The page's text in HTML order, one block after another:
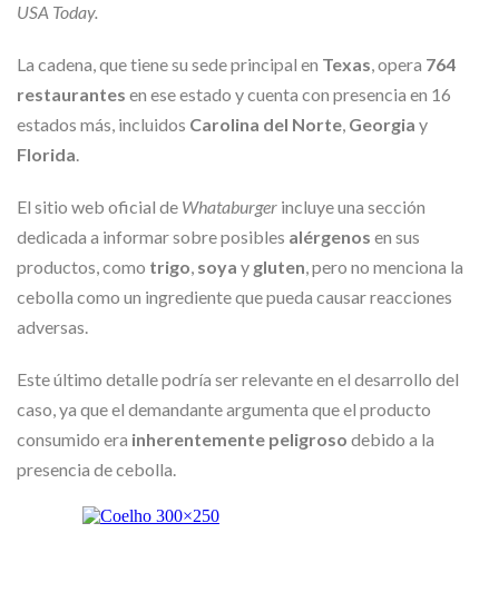
USA Today.
La cadena, que tiene su sede principal en Texas, opera 764
restaurantes en ese estado y cuenta con presencia en 16
estados más, incluidos Carolina del Norte, Georgia y
Florida.
El sitio web oficial de Whataburger incluye una sección
dedicada a informar sobre posibles alérgenos en sus
productos, como trigo, soya y gluten, pero no menciona la
cebolla como un ingrediente que pueda causar reacciones
adversas.
Este último detalle podría ser relevante en el desarrollo del
caso, ya que el demandante argumenta que el producto
consumido era inherentemente peligroso debido a la
presencia de cebolla.